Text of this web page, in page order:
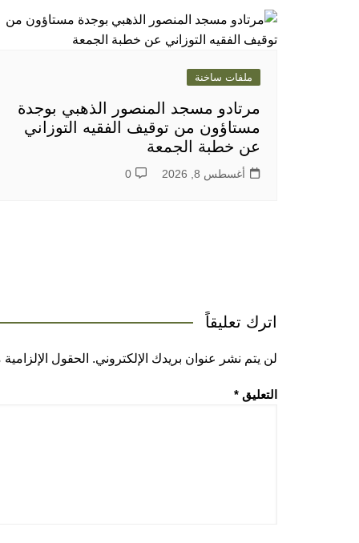
ملفات ساخنة
مرتادو مسجد المنصور الذهبي بوجدة
مستاؤون من توقيف الفقيه التوزاني
عن خطبة الجمعة
أغسطس 8, 2026 0
اترك تعليقاً
لن يتم نشر عنوان بريدك الإلكتروني. الحقول الإلزامية
التعليق *